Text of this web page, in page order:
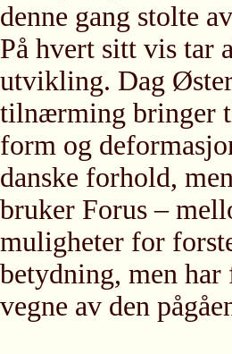
denne gang stolte
På hvert sitt vis tar
utvikling. Dag
tilnærming bringer
form og
danske forhold,
bruker Forus –
muligheter for
betydning, men
vegne av den